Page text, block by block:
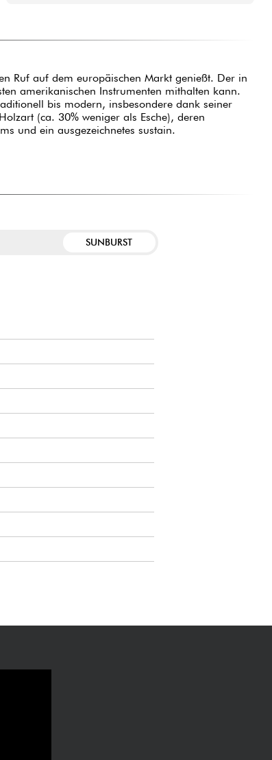
Ruf auf dem europäischen Markt genießt. Der in
amerikanischen Instrumenten mithalten kann.
bis modern, insbesondere dank seiner
(ca. 30% weniger als Esche), deren
und ein ausgezeichnetes sustain.
SUNBURST